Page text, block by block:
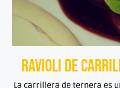
Ravioli de
La carrillera de ternera es